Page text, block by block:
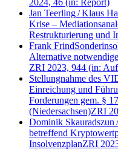
Jan Teerling/Klaus
Krise –
Restrukturierung und
Frank Frind
Alternative
ZRI 2023, 944 (in:
Stellungnahme des
Einreichung und
Forderungen gem. §
(Niedersachsen)ZRI
Dominik Skauradszun
betreffend
InsolvenzplanZRI